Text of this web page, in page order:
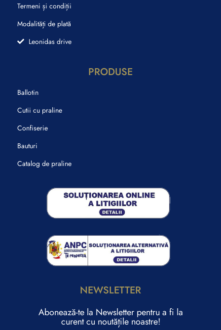
Termeni și condiții
Modalități de plată
Leonidas drive
PRODUSE
Ballotin
Cutii cu praline
Confiserie
Bauturi
Catalog de praline
NEWSLETTER
Abonează-te la Newsletter pentru a fi la
curent cu noutățile noastre!